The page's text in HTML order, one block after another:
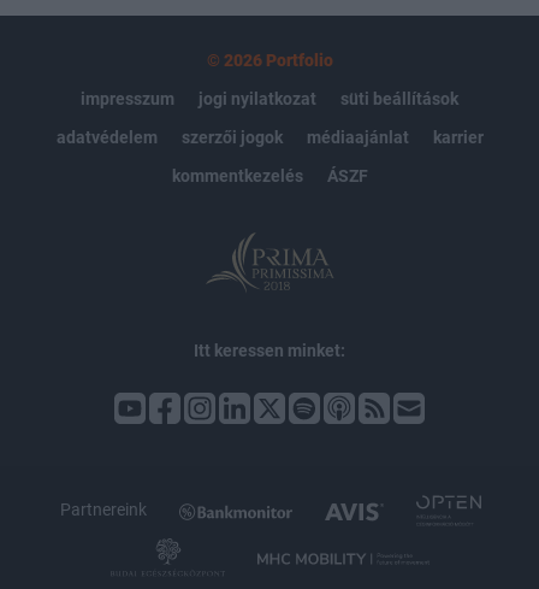
© 2026 Portfolio
impresszum
jogi nyilatkozat
süti beállítások
adatvédelem
szerzői jogok médiaajánlat
karrier
kommentkezelés
ÁSZF
Itt keressen minket:
Partnereink